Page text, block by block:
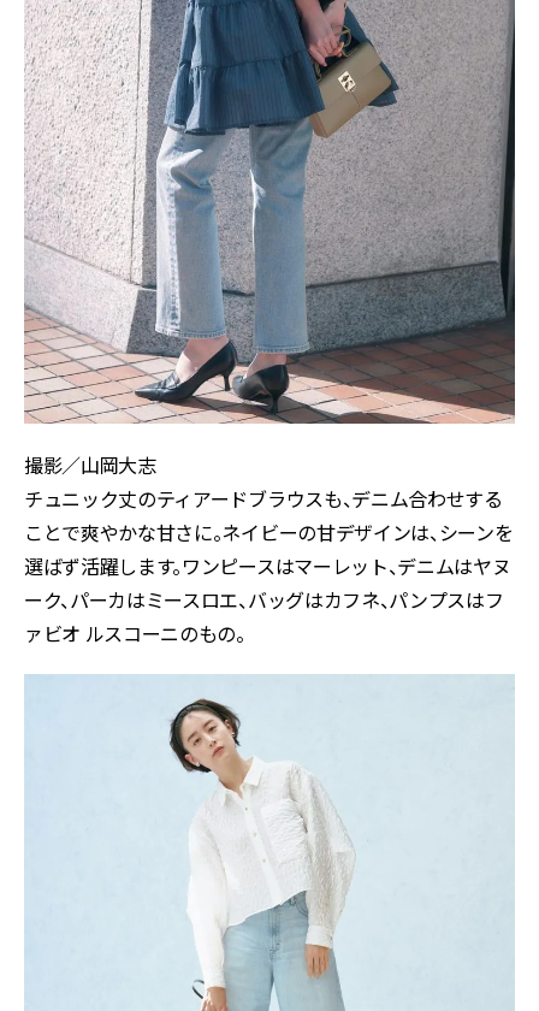
撮影／山岡大志
チュニック丈のティアードブラウスも、デニム合わせする
ことで爽やかな甘さに。ネイビーの甘デザインは、シーンを
選ばず活躍します。ワンピースはマーレット、デニムはヤヌ
ーク、パーカはミースロエ、バッグはカフネ、パンプスはフ
ァビオ ルスコーニのもの。